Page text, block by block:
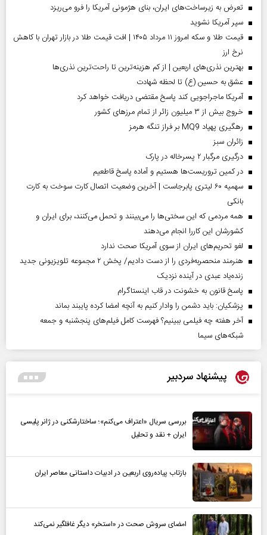
تعرض به زیرساخت‌های ایران، بنای هژمونی آمریکا را فرو می‌ریزد
سپر آمریکا نشوید
قیمت طلا و سکه امروز ۱۱ مرداد ۱۴۰۵ | افت قیمت طلا در بازار تهران با کاهش
نرخ ارز
بهترین نذری‌های اربعین | از کم هزینه‌ترین تا راحت‌ترین نذری‌ها
عشق به حسین (ع) تا لحظه شهادت
آمریکا ماجراجویی کند پاسخ مقتضی دریافت خواهد کرد
خروج بیش از ۳ میلیون زائر از تمام مرز‌های کشور
رهگیری پهپاد MQ9 بر فراز تنگه هرمز
‌زائران سبز
درگیری مرگبار ۲ پسرخاله در پارک
در کمین تروریست‌ها هستیم و آماده پاسخ قاطعیم
سهمیه ۶۰ لیتری پابرجاست | آخرین وضعیت اتصال کارت سوخت به کارت
بانکی
همه مردمی که این سختی‌ها را می‌بینند و تحمل می‌کنند، برای ایران و
کشورشان این کاررا انجام می‌دهند
لغو تحریم‌های ایران از سوی آمریکا صحت ندارد
هنرمند منحصر‌به‌فردی را از دست دادیم/ پخش ۲ مجموعه تلویزیونی جدید
زنده‌یاد عبدی در آینده نزدیک
پاسخ قانون به خشونت در قاب اینستاگرام
پزشکیان: باید دشمن را وادار کنیم به آنچه امضا کرده پایبند بماند
آخر هفته چه فیلمی ببینیم؟ فهرست کامل فیلم‌های پنجشنبه و جمعه
شبکه‌های سیما
پیشنهاد سردبیر
بررسی سریال «اعتراف می‌کنم»؛ ساختارشکنی در ژانر پلیسی
ایران + نقد و تحلیل
بازتاب پیاده‌روی اربعین در ادبیات داستانی معاصر ایران
امضای سروش صحت در «استخر» دیگر غافلگیر نمی‌کند